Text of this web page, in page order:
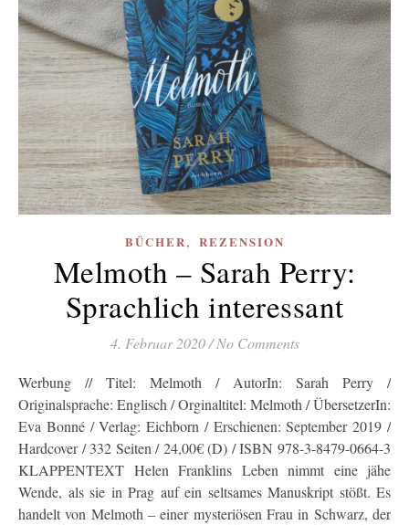
BÜCHER, REZENSION
Melmoth – Sarah Perry:
Sprachlich interessant
4. Februar 2020/ No Comments
Werbung // Titel: Melmoth / AutorIn: Sarah Perry /
Originalsprache: Englisch / Orginaltitel: Melmoth / ÜbersetzerIn:
Eva Bonné / Verlag: Eichborn / Erschienen: September 2019 /
Hardcover / 332 Seiten / 24,00€ (D) / ISBN 978-3-8479-0664-3
KLAPPENTEXT Helen Franklins Leben nimmt eine jähe
Wende, als sie in Prag auf ein seltsames Manuskript stößt. Es
handelt von Melmoth – einer mysteriösen Frau in Schwarz, der